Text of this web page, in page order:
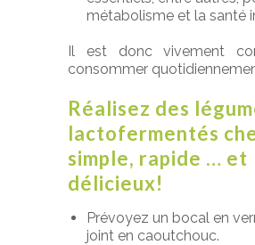
métabolisme et la santé
Il est donc vivement
consommer
Réalisez des
lactofermentés
simple, rapide … et
délicieux!
Prévoyez un bocal en
joint en caoutchouc.